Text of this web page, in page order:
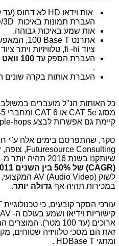
אות וידאו HD
העברת תמונות באיכות 3D
אות שמע באיכות גבוהה.
אתרנט 100 Base T
,
ציוד hi
‐
fi, טלוויזיות ויתר
העברת הספק עד 100 וואט
.
העברת אותות בקרה שונים
כל האותות הנ"ל מועברים
מסוג CAT 5e או CAT 6 ומחברי
קיימת גם אפשרות לבצע hops
סקר, שהתפרסם בימים אלה ע"י
,Futuresource Consulting
שיותקנו בשנת 2016 תהיה יותר מ-21 מיליון. כלומר,
(CAGR) של 50% בין השנים 2011 ו-2016
לשוק AV (Audio Video)
במכירות תהיה אף גדולה יותר.
עורכי הסקר קובעים, כי טכנולוגיית
קישוריות וידיאו ושמע בעולם ה- AV
ארוכים (עד 100 מטר).
זאת הם מסכי טלוויזיה שטוחים,
ומתגי HDBase T
.